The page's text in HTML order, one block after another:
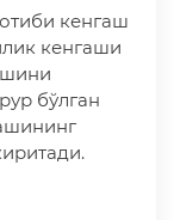
кенгаш
кенгаши
бўлган